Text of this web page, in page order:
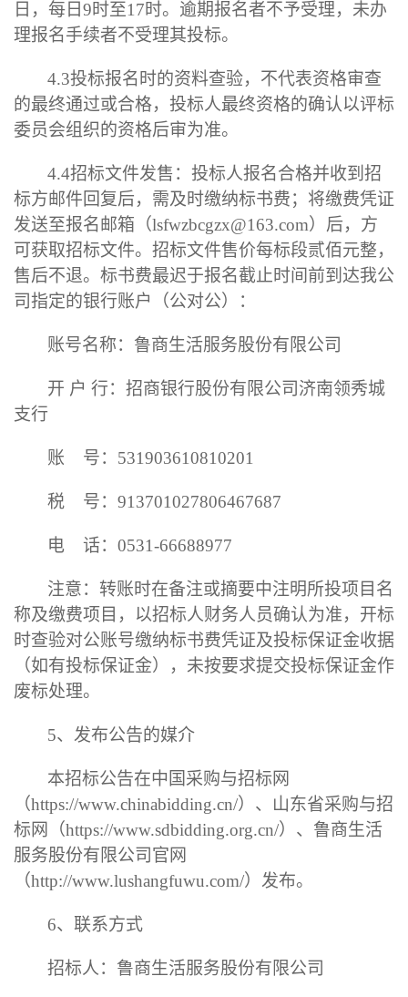
日 ， 每日9时至17时。 逾期报名者不予受理，未办
理报名手续者不受理其投标。
4.3投标报名时的资料查验，不代表资格审查
的最终通过或合格，投标人最终资格的确认以评标
委员会组织的资格后审为准。
4.4招标文件发售 ：投标人报名合格并收到招
标方邮件回复后，需及时缴纳标书费； 将缴费凭证
发送至报名邮箱（lsfwzbcgzx@163.com）后，方
可获取招标文件。 招标文件售价每标段贰佰元整，
售后不退。 标书费最迟于报名截止时间前到达我公
司指定的银行账户
（公对公） ：
账号名称：鲁商生活服务股份有限公司
开 户 行：招商银行股份有限公司济南领秀城
支行
账 号： 531903610810201
税 号： 913701027806467687
电 话： 0531-66688977
注意：转账时在备注或摘要中注明所投项目名
称及缴费项目，以招标人财务人员确认为准，开标
时查验对公账号缴纳标书费凭证及投标保证金收据
（如有投标保证金），未按要求提交投标保证金作
废标处理。
5、发布公告的媒介
本招标公告在中国采购与招标网
（https://www.chinabidding.cn/）、山东省采购与招
标网（https://www.sdbidding.org.cn/） 、鲁商生活
服务股份有限公司官网
（http://www.lushangfuwu.com/） 发布。
6、 联系方式
招标人：鲁商生活服务股份有限公司